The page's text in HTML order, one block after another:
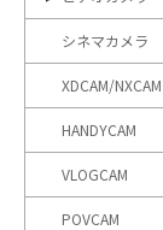
シネマカメラ
XDCAM/NXCAM
HANDYCAM
VLOGCAM
POVCAM